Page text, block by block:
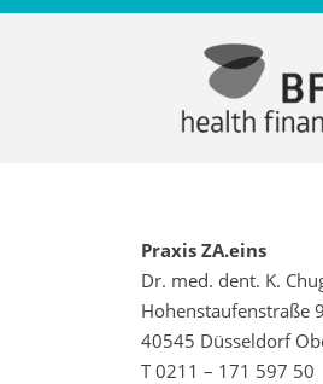
Praxis ZA.eins
Dr. med. dent. K.
Hohenstaufenstraße 9
40545 Düsseldorf
T 0211 – 171 597 50